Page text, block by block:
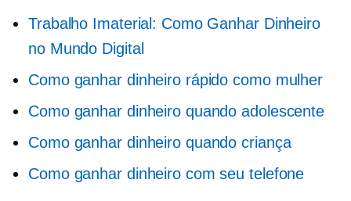
Trabalho Imaterial: Como Ganhar Dinheiro
no Mundo Digital
Como ganhar dinheiro rápido como mulher
Como ganhar dinheiro quando adolescente
Como ganhar dinheiro quando criança
Como ganhar dinheiro com seu telefone